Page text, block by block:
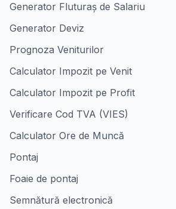
Generator Fluturaș de Salariu
Generator Deviz
Prognoza Veniturilor
Calculator Impozit pe Venit
Calculator Impozit pe Profit
Verificare Cod TVA (VIES)
Calculator Ore de Muncă
Pontaj
Foaie de pontaj
Semnătură electronică